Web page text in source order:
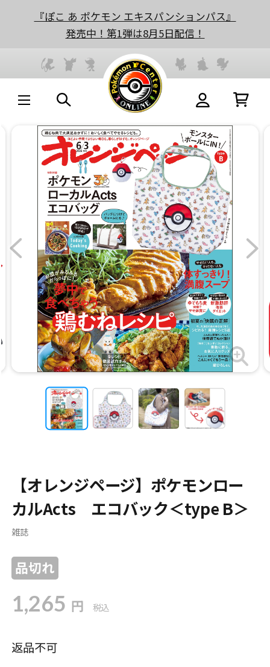
『ぽこ あ ポケモン エキスパンションパス』
発売中！第1弾は8月5日配信！
【オレンジページ】ポケモンロー
カルActs エコバック＜type B＞
雑誌
品切れ
1,265 円 税込
返品不可